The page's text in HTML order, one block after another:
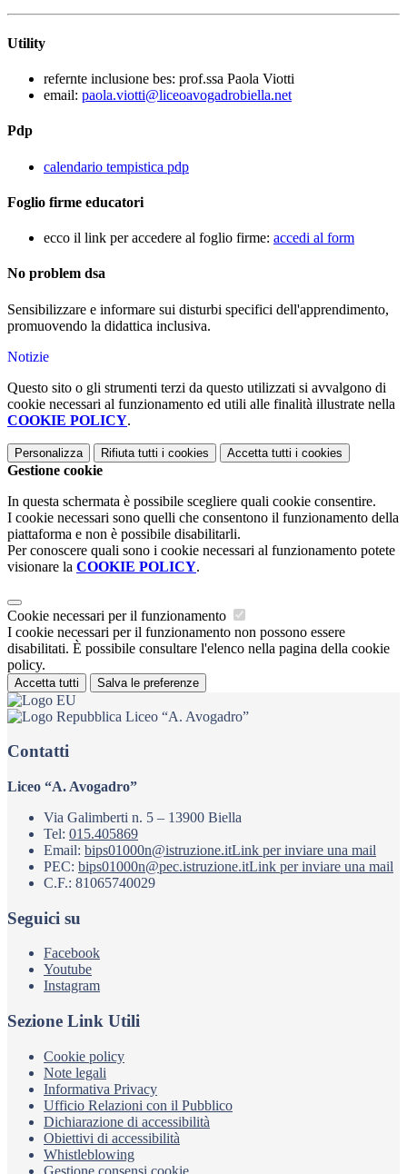
Utility
refernte inclusione bes: prof.ssa Paola Viotti
email: paola.viotti@liceoavogadrobiella.net
Pdp
calendario tempistica pdp
Foglio firme educatori
ecco il link per accedere al foglio firme: accedi al form
No problem dsa
Sensibilizzare e informare sui disturbi specifici dell'apprendimento,
promuovendo la didattica inclusiva.
Notizie
Questo sito o gli strumenti terzi da questo utilizzati si avvalgono di
cookie necessari al funzionamento ed utili alle finalità illustrate nella
COOKIE POLICY.
Personalizza Rifiuta tutti i cookies Accetta tutti i cookies
Gestione cookie
In questa schermata è possibile scegliere quali cookie consentire.
I cookie necessari sono quelli che consentono il funzionamento della
piattaforma e non è possibile disabilitarli.
Per conoscere quali sono i cookie necessari al funzionamento potete
visionare la COOKIE POLICY.
Cookie necessari per il funzionamento
I cookie necessari per il funzionamento non possono essere
disabilitati. È possibile consultare l'elenco nella pagina della cookie
policy.
Accetta tutti Salva le preferenze
Liceo “A. Avogadro”
Contatti
Liceo “A. Avogadro”
Via Galimberti n. 5 – 13900 Biella
Tel: 015.405869
Email: bips01000n@istruzione.itLink per inviare una mail
PEC: bips01000n@pec.istruzione.itLink per inviare una mail
C.F.: 81065740029
Seguici su
Facebook
Youtube
Instagram
Sezione Link Utili
Cookie policy
Note legali
Informativa Privacy
Ufficio Relazioni con il Pubblico
Dichiarazione di accessibilità
Obiettivi di accessibilità
Whistleblowing
Gestione consensi cookie